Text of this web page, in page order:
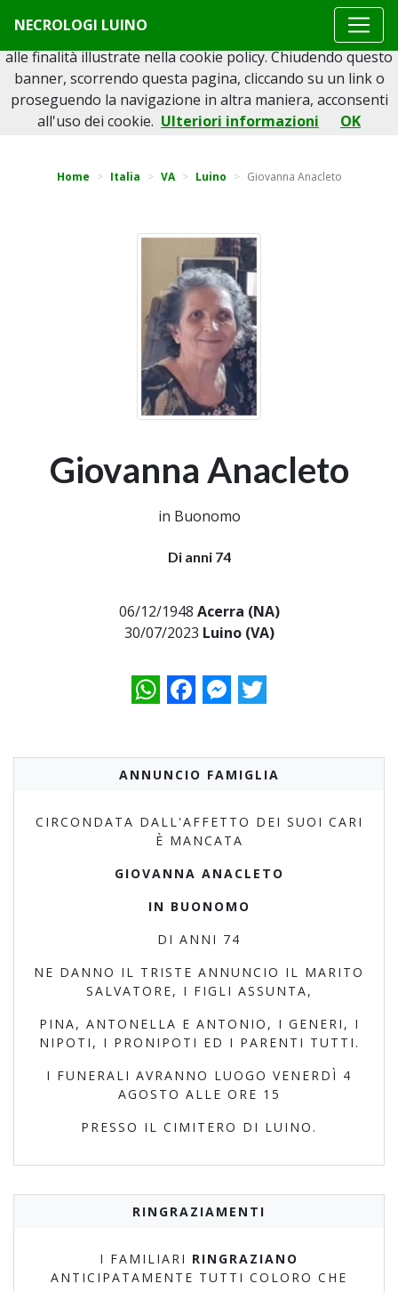
NECROLOGI LUINO
Torna indietro
Home Italia VA Luino Giovanna Anacleto
Giovanna Anacleto
in Buonomo
Di anni 74
06/12/1948 Acerra (NA)
30/07/2023 Luino (VA)
WhatsAppFacebookMessenger
Twitter
ANNUNCIO FAMIGLIA
CIRCONDATA DALL'AFFETTO DEI SUOI CARI
È MANCATA
GIOVANNA ANACLETO
IN BUONOMO
DI ANNI 74
NE DANNO IL TRISTE ANNUNCIO IL MARITO
SALVATORE, I FIGLI ASSUNTA,
PINA, ANTONELLA E ANTONIO, I GENERI, I
NIPOTI, I PRONIPOTI ED I PARENTI TUTTI.
I FUNERALI AVRANNO LUOGO VENERDÌ 4
AGOSTO ALLE ORE 15
PRESSO IL CIMITERO DI LUINO.
RINGRAZIAMENTI
I FAMILIARI RINGRAZIANO
ANTICIPATAMENTE TUTTI COLORO CHE
Questo sito o gli strumenti terzi da questo utilizzati si
avvalgono di cookie necessari al funzionamento ed utili
alle finalità illustrate nella cookie policy. Chiudendo questo
banner, scorrendo questa pagina, cliccando su un link o
proseguendo la navigazione in altra maniera, acconsenti
all'uso dei cookie. Ulteriori informazioni OK